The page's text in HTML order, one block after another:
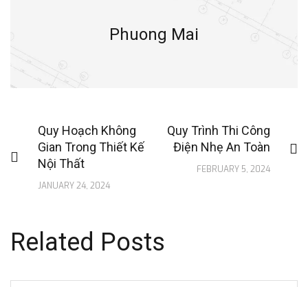
Phuong Mai
Quy Hoạch Không
Gian Trong Thiết Kế
Nội Thất
JANUARY 24, 2024
Quy Trình Thi Công
Điện Nhẹ An Toàn
FEBRUARY 5, 2024
Related Posts